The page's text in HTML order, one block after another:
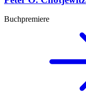
Buchpremiere